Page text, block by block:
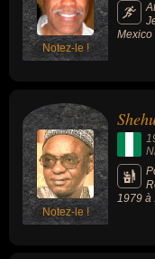
Notez-le !
Mexico
du
Notez-le !
1979 à